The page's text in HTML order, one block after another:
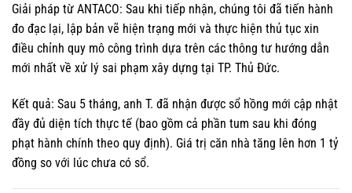
Giải pháp từ ANTACO: Sau khi tiếp nhận, chúng tôi đã tiến hành
đo đạc lại, lập bản vẽ hiện trạng mới và thực hiện thủ tục xin
điều chỉnh quy mô công trình dựa trên các thông tư hướng dẫn
mới nhất về xử lý sai phạm xây dựng tại TP. Thủ Đức.
Kết quả: Sau 5 tháng, anh T. đã nhận được sổ hồng mới cập nhật
đầy đủ diện tích thực tế (bao gồm cả phần tum sau khi đóng
phạt hành chính theo quy định). Giá trị căn nhà tăng lên hơn 1 tỷ
đồng so với lúc chưa có sổ.